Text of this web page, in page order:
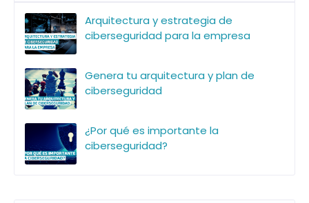
Arquitectura y estrategia de
ciberseguridad para la empresa
Genera tu arquitectura y plan de
ciberseguridad
¿Por qué es importante la
ciberseguridad?